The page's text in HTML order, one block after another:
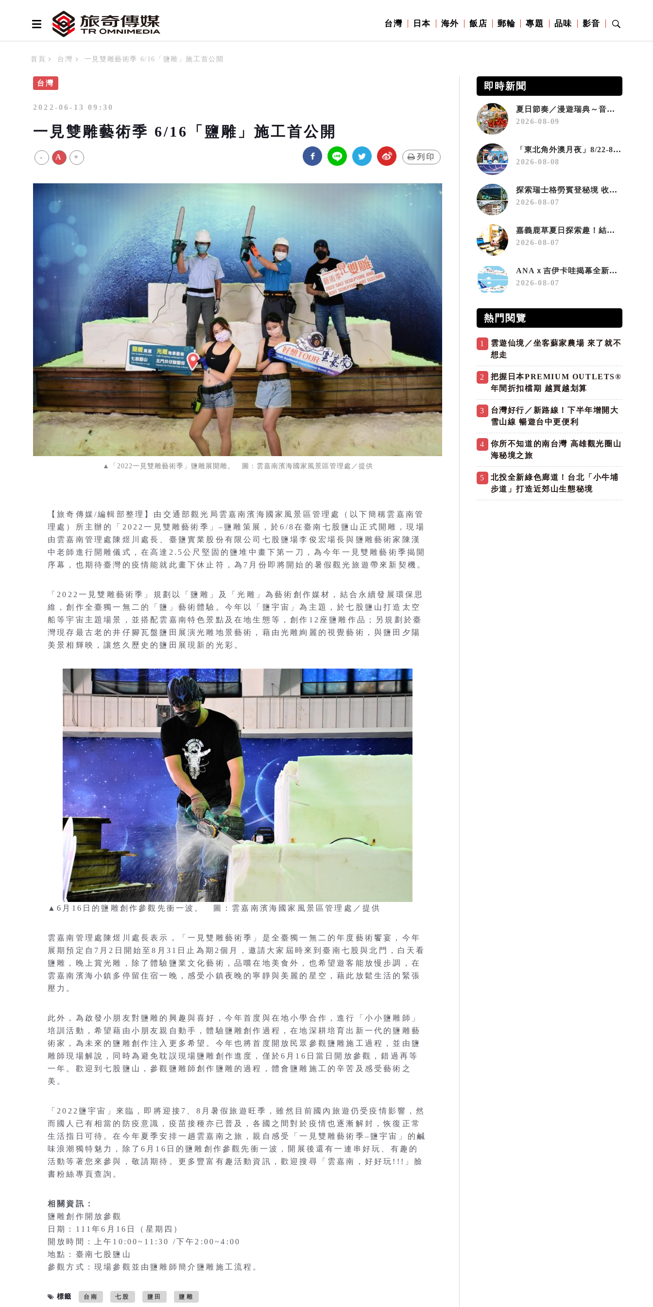
台灣 日本 海外 飯店 郵輪 專題 品味 影音
首頁 台灣 一見雙雕藝術季 6/16「鹽雕」施工首公開
台灣
2022-06-13 09:30
一見雙雕藝術季 6/16「鹽雕」施工首公開
- A + 列印
▲「2022一見雙雕藝術季」鹽雕展開雕。 圖：雲嘉南濱海國家風景區管理處／提供
【旅奇傳媒/編輯部整理】由交通部觀光局雲嘉南濱海國家風景區管理處（以下簡稱雲嘉南管
理處）所主辦的「2022一見雙雕藝術季」–鹽雕策展，於6/8在臺南七股鹽山正式開雕，現場
由雲嘉南管理處陳煜川處長、臺鹽實業股份有限公司七股鹽場李俊宏場長與鹽雕藝術家陳漢
中老師進行開雕儀式，在高達2.5公尺堅固的鹽堆中畫下第一刀，為今年一見雙雕藝術季揭開
序幕，也期待臺灣的疫情能就此畫下休止符，為7月份即將開始的暑假觀光旅遊帶來新契機。
「2022一見雙雕藝術季」規劃以「鹽雕」及「光雕」為藝術創作媒材，結合永續發展環保思
維，創作全臺獨一無二的「鹽」藝術體驗。今年以「鹽宇宙」為主題，於七股鹽山打造太空
船等宇宙主題場景，並搭配雲嘉南特色景點及在地生態等，創作12座鹽雕作品；另規劃於臺
灣現存最古老的井仔腳瓦盤鹽田展演光雕地景藝術，藉由光雕絢麗的視覺藝術，與鹽田夕陽
美景相輝映，讓悠久歷史的鹽田展現新的光彩。
▲6月16日的鹽雕創作參觀先衝一波。 圖：雲嘉南濱海國家風景區管理處／提供
雲嘉南管理處陳煜川處長表示，「一見雙雕藝術季」是全臺獨一無二的年度藝術饗宴，今年
展期預定自7月2日開始至8月31日止為期2個月，邀請大家屆時來到臺南七股與北門，白天看
鹽雕，晚上賞光雕，除了體驗鹽業文化藝術，品嚐在地美食外，也希望遊客能放慢步調，在
雲嘉南濱海小鎮多停留住宿一晚，感受小鎮夜晚的寧靜與美麗的星空，藉此放鬆生活的緊張
壓力。
此外，為啟發小朋友對鹽雕的興趣與喜好，今年首度與在地小學合作，進行「小小鹽雕師」
培訓活動，希望藉由小朋友親自動手，體驗鹽雕創作過程，在地深耕培育出新一代的鹽雕藝
術家，為未來的鹽雕創作注入更多希望。今年也將首度開放民眾參觀鹽雕施工過程，並由鹽
雕師現場解說，同時為避免耽誤現場鹽雕創作進度，僅於6月16日當日開放參觀，錯過再等
一年。歡迎到七股鹽山，參觀鹽雕師創作鹽雕的過程，體會鹽雕施工的辛苦及感受藝術之
美。
「2022鹽宇宙」來臨，即將迎接7、8月暑假旅遊旺季，雖然目前國內旅遊仍受疫情影響，然
而國人已有相當的防疫意識，疫苗接種亦已普及，各國之間對於疫情也逐漸解封，恢復正常
生活指日可待。在今年夏季安排一趟雲嘉南之旅，親自感受「一見雙雕藝術季–鹽宇宙」的鹹
味浪潮獨特魅力，除了6月16日的鹽雕創作參觀先衝一波，開展後還有一連串好玩、有趣的
活動等著您來參與，敬請期待。更多豐富有趣活動資訊，歡迎搜尋「雲嘉南，好好玩!!!」臉
書粉絲專頁查詢。
相關資訊：
鹽雕創作開放參觀
日期：111年6月16日（星期四）
開放時間：上午10:00~11:30 /下午2:00~4:00
地點：臺南七股鹽山
參觀方式：現場參觀並由鹽雕師簡介鹽雕施工流程。
標籤 台南 七股 鹽田 鹽雕
即時新聞
夏日節奏／漫遊瑞典～音樂、療癒桑拿、美味歡樂螯蝦節
2026-08-09
「東北角外澳月夜」8/22-8/23浪漫登場 串聯五漁村、音樂、市集、火舞與慢旅共度夏夜
2026-08-08
探索瑞士格勞賓登秘境 收藏六種阿爾卑斯夏日療癒之旅
2026-08-07
嘉義鹿草夏日探索趣！結合科學、農場與自然的親子小旅行
2026-08-07
ANAｘ吉伊卡哇揭幕全新彩繪機「Chiikawa JET」
2026-08-07
熱門閱覽
1
雲遊仙境／坐客蘇家農場 來了就不
想走
2
把握日本PREMIUM OUTLETS®
年間折扣檔期 越買越划算
3
台灣好行／新路線！下半年增開大
雪山線 暢遊台中更便利
4
你所不知道的南台灣 高雄觀光圈山
海秘境之旅
5
北投全新綠色廊道！台北「小牛埔
步道」打造近郊山生態秘境